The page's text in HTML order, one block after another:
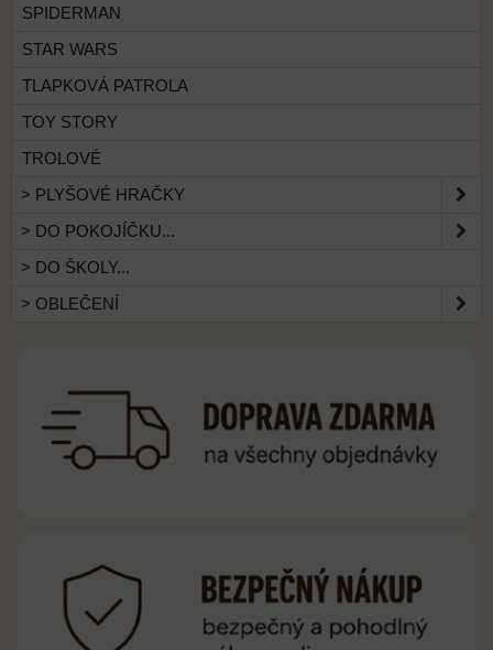
SPIDERMAN
STAR WARS
TLAPKOVÁ PATROLA
TOY STORY
TROLOVÉ
> PLYŠOVÉ HRAČKY
> DO POKOJÍČKU...
> DO ŠKOLY...
> OBLEČENÍ